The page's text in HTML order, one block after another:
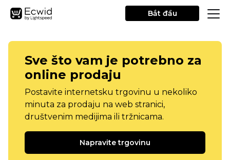
Bắt đầu
Sve što vam je potrebno za
online prodaju
Postavite internetsku trgovinu u nekoliko
minuta za prodaju na web stranici,
društvenim medijima ili tržnicama.
Napravite trgovinu